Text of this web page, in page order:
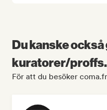
Du kanske
kuratorer/
För att du besöker